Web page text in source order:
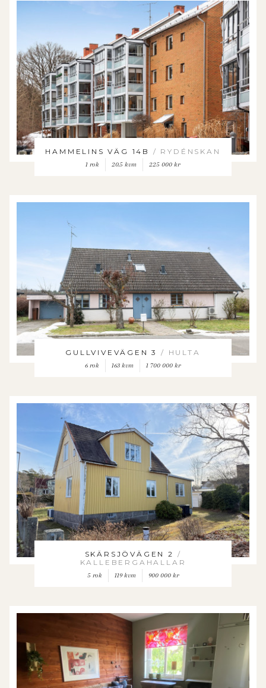
HAMMELINS VÄG 14B / RYDÉNSKAN
1 rok 20.5 kvm 225 000 kr
GULLVIVEVÄGEN 3/ HULTA
6 rok 163 kvm 1 700 000 kr
SKÄRSJÖVÄGEN 2 /
KALLEBERGAHALLAR
5 rok 119 kvm 900 000 kr